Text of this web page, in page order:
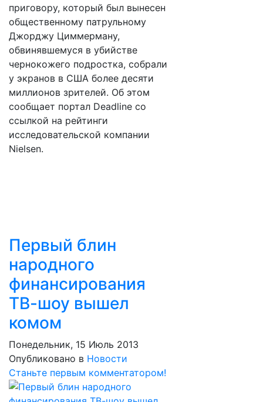
приговору, который был вынесен
общественному патрульному
Джорджу Циммерману,
обвинявшемуся в убийстве
чернокожего подростка, собрали
у экранов в США более десяти
миллионов зрителей. Об этом
сообщает портал Deadline со
ссылкой на рейтинги
исследовательской компании
Nielsen.
Первый блин
народного
финансирования
ТВ-шоу вышел
комом
Понедельник, 15 Июль 2013
Опубликовано в Новости
Станьте первым комментатором!